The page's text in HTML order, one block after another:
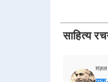
साहित्य
ग़ज़ल